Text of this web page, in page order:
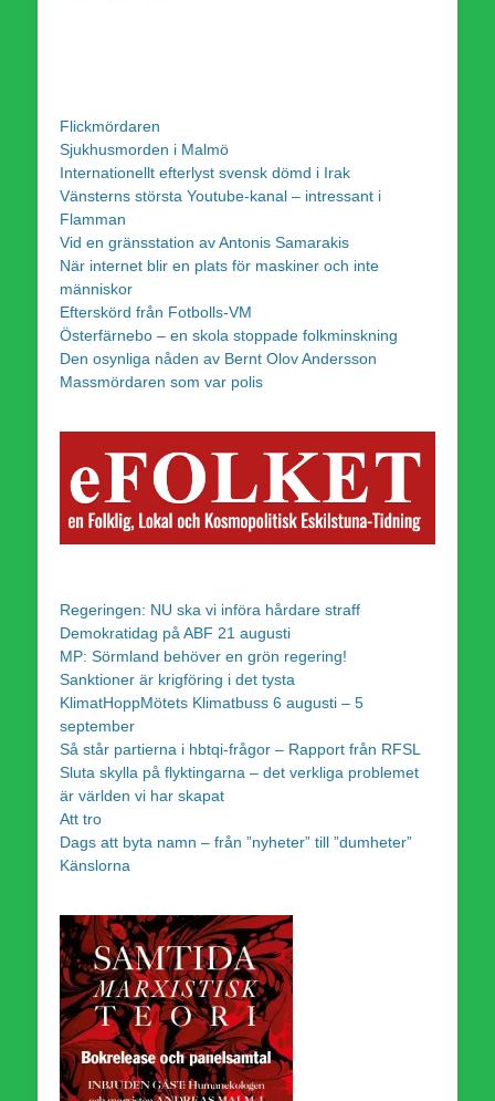
Flickmördaren
Sjukhusmorden i Malmö
Internationellt efterlyst svensk dömd i Irak
Vänsterns största Youtube-kanal – intressant i
Flamman
Vid en gränsstation av Antonis Samarakis
När internet blir en plats för maskiner och inte
människor
Efterskörd från Fotbolls-VM
Österfärnebo – en skola stoppade folkminskning
Den osynliga nåden av Bernt Olov Andersson
Massmördaren som var polis
Regeringen: NU ska vi införa hårdare straff
Demokratidag på ABF 21 augusti
MP: Sörmland behöver en grön regering!
Sanktioner är krigföring i det tysta
KlimatHoppMötets Klimatbuss 6 augusti – 5
september
Så står partierna i hbtqi-frågor – Rapport från RFSL
Sluta skylla på flyktingarna – det verkliga problemet
är världen vi har skapat
Att tro
Dags att byta namn – från ”nyheter” till ”dumheter”
Känslorna